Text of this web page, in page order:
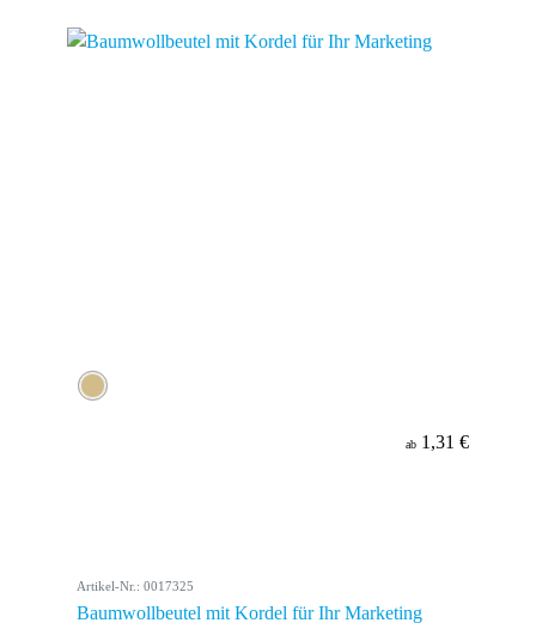
ab 1,31 €
Artikel-Nr.: 0017325
Baumwollbeutel mit Kordel für Ihr Marketing